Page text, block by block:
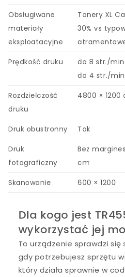
Obsługiwane
materiały
eksploatacyjne
Tonery XL
30% vs
Prędkość druku
do 8 str./
do 4 str./
Rozdzielczość
druku
4800 ×
Druk obustronny Tak
Druk
fotograficzny
Bez
cm
Skanowanie 600 × 1200
Dla kogo jest
wykorzystać jej
To urządzenie sprawdzi
gdy potrzebujesz sprzętu
który działa sprawnie w